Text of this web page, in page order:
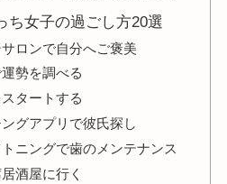
ち女子の過ごし方20選
ロンで自分へご褒美
勢を調べる
タートする
グアプリで彼氏探し
ニングで歯のメンテナンス
酒屋に行く